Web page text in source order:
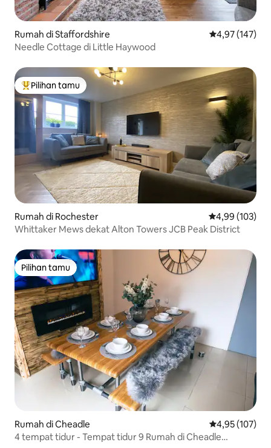
Rumah di Staffordshire Nilai rata-rata
4,97 (147)
Needle Cottage di Little Haywood
Pilihan tamu terpopuler
Pilihan tamu
Rumah di Rochester Nilai rata-rata
4,99 (103)
Whittaker Mews dekat Alton Towers JCB Peak District
Pilihan tamu
Pilihan tamu
Rumah di Cheadle Nilai rata-rata
4,95 (107)
4 tempat tidur - Tempat tidur 9 Rumah di Cheadle